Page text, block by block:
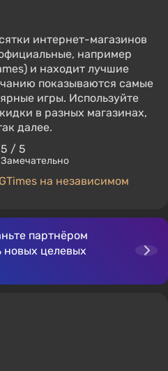
интернет-магазинов
например
и находит лучшие
показываются самые
игры. Используйте
в разных магазинах,
далее.
5 / 5
Замечательно
на независимом
партнёром
новых целевых